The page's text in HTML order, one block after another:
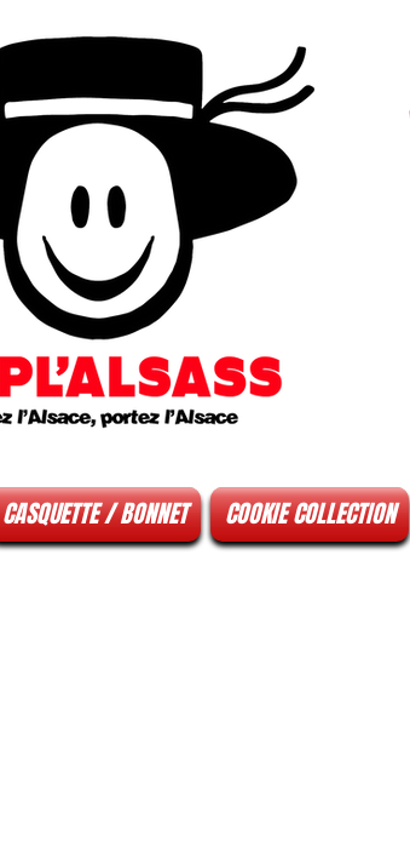
CASQUETTE / BONNET COOKIE COLLECTION